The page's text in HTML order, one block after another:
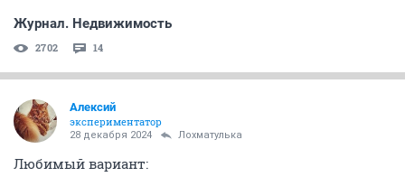
Журнал. Недвижимость
2702 14
Алексий
экспериментатор
28 декабря 2024 Лохматулька
Любимый вариант: